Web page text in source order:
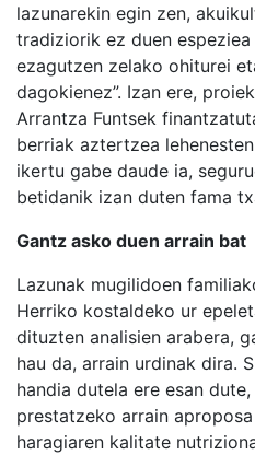
lazunarekin egin zen,
tradiziorik ez duen
ezagutzen zelako ohiturei
dagokienez”. Izan ere,
Arrantza Funtsek
berriak aztertzea
ikertu gabe daude ia,
betidanik izan duten fama
Gantz asko duen arrain bat
Lazunak mugilidoen
Herriko kostaldeko ur
dituzten analisien arabera,
hau da, arrain urdinak dira.
handia dutela ere esan
prestatzeko arrain
haragiaren kalitate